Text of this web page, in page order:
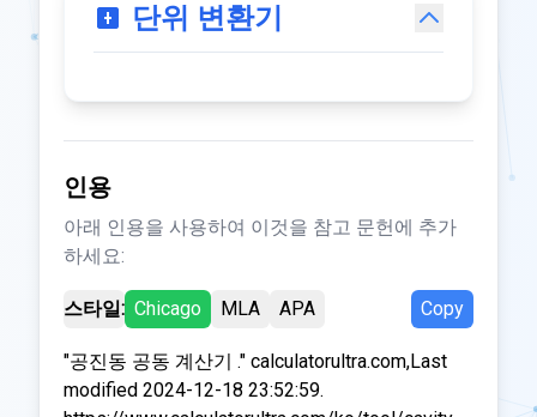
단위 변환기
인용
아래 인용을 사용하여 이것을 참고 문헌에 추가
하세요:
스타일: Chicago MLA APA Copy
"공진동 공동 계산기 ." calculatorultra.com,Last
modified 2024-12-18 23:52:59.